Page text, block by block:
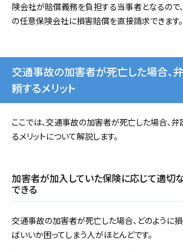
険会社が賠償義務を負担する当事者となるので
の任意保険会社に損害賠償を直接請求できます。
交通事故の加害者が死亡した場合、
頼するメリット
ここでは、交通事故の加害者が死亡した場合、弁
るメリットについて解説します。
加害者が加入していた保険に応じて適切
できる
交通事故の加害者が死亡した場合、どのように
ばいいか困ってしまう人がほとんどです。